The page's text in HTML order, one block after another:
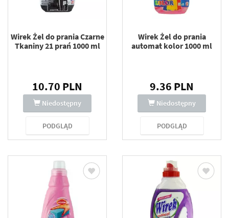
Wirek Żel do prania Czarne
Tkaniny 21 prań 1000 ml
10.70 PLN
Niedostępny
PODGLĄD
Wirek Żel do prania
automat kolor 1000 ml
9.36 PLN
Niedostępny
PODGLĄD